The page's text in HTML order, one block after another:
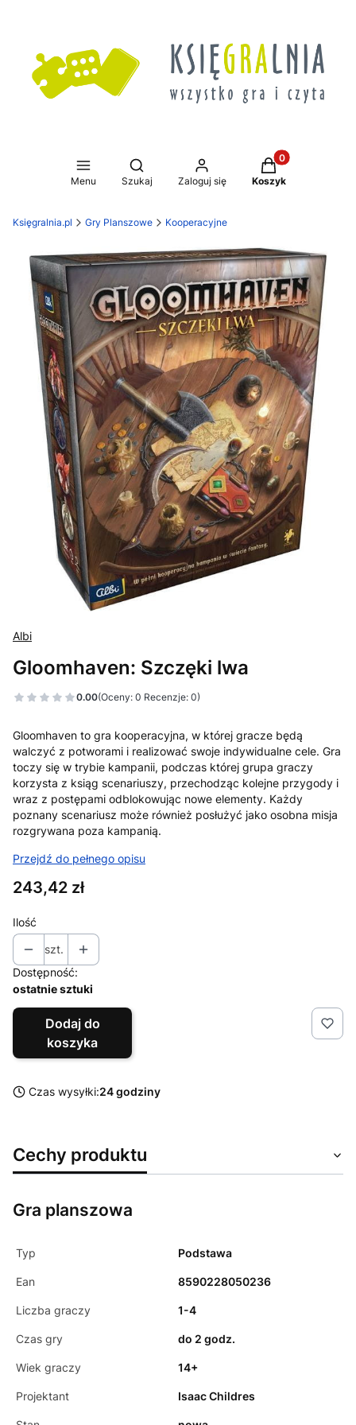
Menu
Otwórz wyszukiwarkę
Szukaj Zaloguj się
Produkty w
Koszyk
Księgralnia.pl Gry Planszowe Kooperacyjne
Albi
Gloomhaven: Szczęki lwa
0.00(Oceny: 0 Recenzje: 0)
Gloomhaven to gra kooperacyjna, w której gracze będą
walczyć z potworami i realizować swoje indywidualne cele. Gra
toczy się w trybie kampanii, podczas której grupa graczy
korzysta z ksiąg scenariuszy, przechodząc kolejne przygody i
wraz z postępami odblokowując nowe elementy. Każdy
poznany scenariusz może również posłużyć jako osobna misja
rozgrywana poza kampanią.
Przejdź do pełnego opisu
Cena
243,42 zł
Ilość
szt.
Dostępność:
ostatnie sztuki
Dodaj do
koszyka
Czas wysyłki:24 godziny
Cechy produktu
Gra planszowa
Typ Podstawa
Ean 8590228050236
Liczba graczy 1-4
Czas gry do 2 godz.
Wiek graczy 14+
Projektant Isaac Childres